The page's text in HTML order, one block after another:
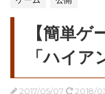
【簡単
「ハイア
2017/05/07 2018/